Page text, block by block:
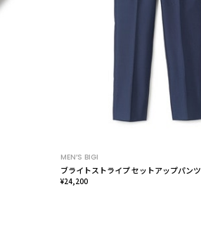
MEN’S BIGI
ブライトストライプ セットアップパンツ
¥24,200